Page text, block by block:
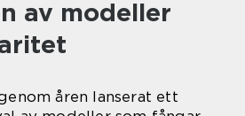
av modeller
åren lanserat ett